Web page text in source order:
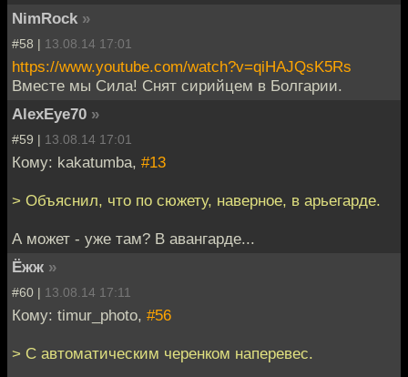
NimRock »
#58 | 13.08.14 17:01
https://www.youtube.com/watch?v=qiHAJQsK5Rs
Вместе мы Сила! Снят сирийцем в Болгарии.
AlexEye70 »
#59 | 13.08.14 17:01
Кому: kakatumba, #13
> Объяснил, что по сюжету, наверное, в арьегарде.
А может - уже там? В авангарде...
Ёжж »
#60 | 13.08.14 17:11
Кому: timur_photo, #56
> С автоматическим черенком наперевес.